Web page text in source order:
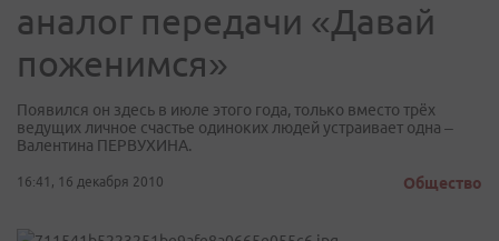
аналог передачи «Давай
поженимся»
Появился он здесь в июле этого года, только вместо трёх
ведущих личное счастье одиноких людей устраивает одна –
Валентина ПЕРВУХИНА.
16:41, 16 декабря 2010 Общество